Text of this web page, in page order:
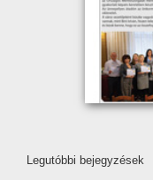
Legutóbbi bejegyzések